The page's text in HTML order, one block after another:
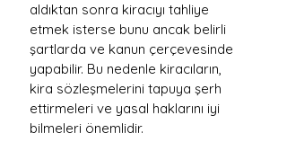
aldıktan sonra kiracıyı tahliye
etmek isterse bunu ancak belirli
şartlarda ve kanun çerçevesinde
yapabilir. Bu nedenle kiracıların,
kira sözleşmelerini tapuya şerh
ettirmeleri ve yasal haklarını iyi
bilmeleri önemlidir.